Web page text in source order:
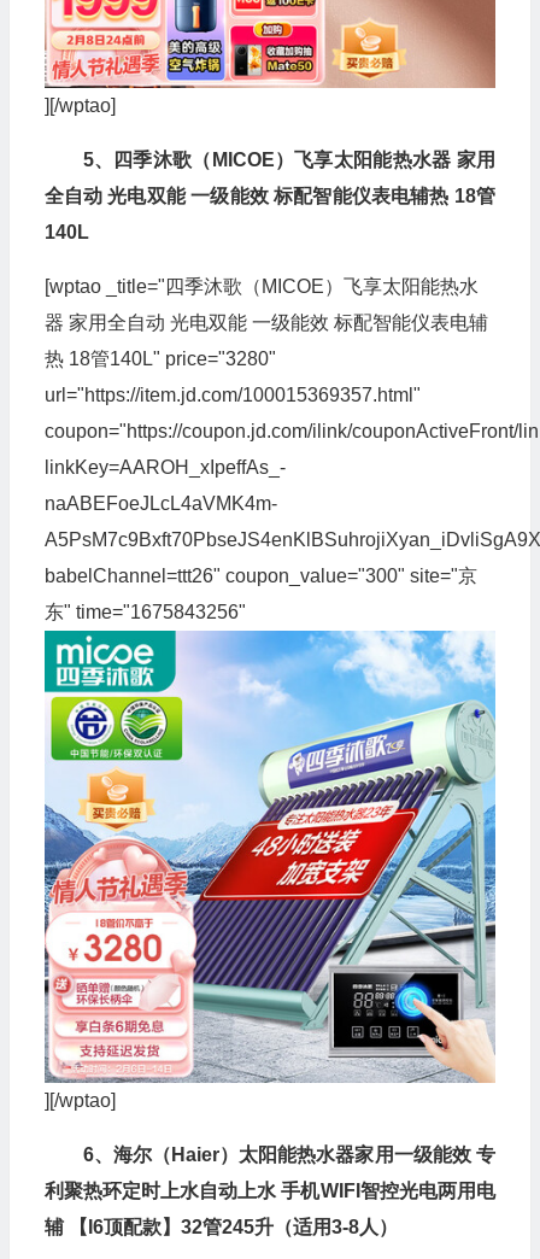
][/wptao]
5、四季沐歌（MICOE）飞享太阳能热水器 家用
全自动 光电双能 一级能效 标配智能仪表电辅热 18管
140L
[wptao _title="四季沐歌（MICOE）飞享太阳能热水
器 家用全自动 光电双能 一级能效 标配智能仪表电辅
热 18管140L" price="3280"
url="https://item.jd.com/100015369357.html"
coupon="https://coupon.jd.com/ilink/couponActiveFront/
linkKey=AAROH_xIpeffAs_-
naABEFoeJLcL4aVMK4m-
babelChannel=ttt26" coupon_value="300" site="京
东" time="1675843256"
][/wptao]
6、海尔（Haier）太阳能热水器家用一级能效 专
利聚热环定时上水自动上水 手机WIFI智控光电两用电
辅 【I6顶配款】32管245升（适用3-8人）